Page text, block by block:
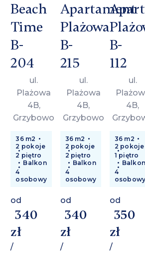
Beach
Time
B-
204
ul.
Plażowa
4B,
Grzybowo
36 m2
2 pokoje
2 piętro
Balkon
4
osobowy
od
340
zł
/
Apartament
Plażowa
B-
215
ul.
Plażowa
4B,
Grzybowo
36 m2
2 pokoje
2 piętro
Balkon
4
osobowy
od
340
zł
/
B-
112
ul.
4B,
36 m2
2 pokoje
1 piętro
4
od
350
zł
/